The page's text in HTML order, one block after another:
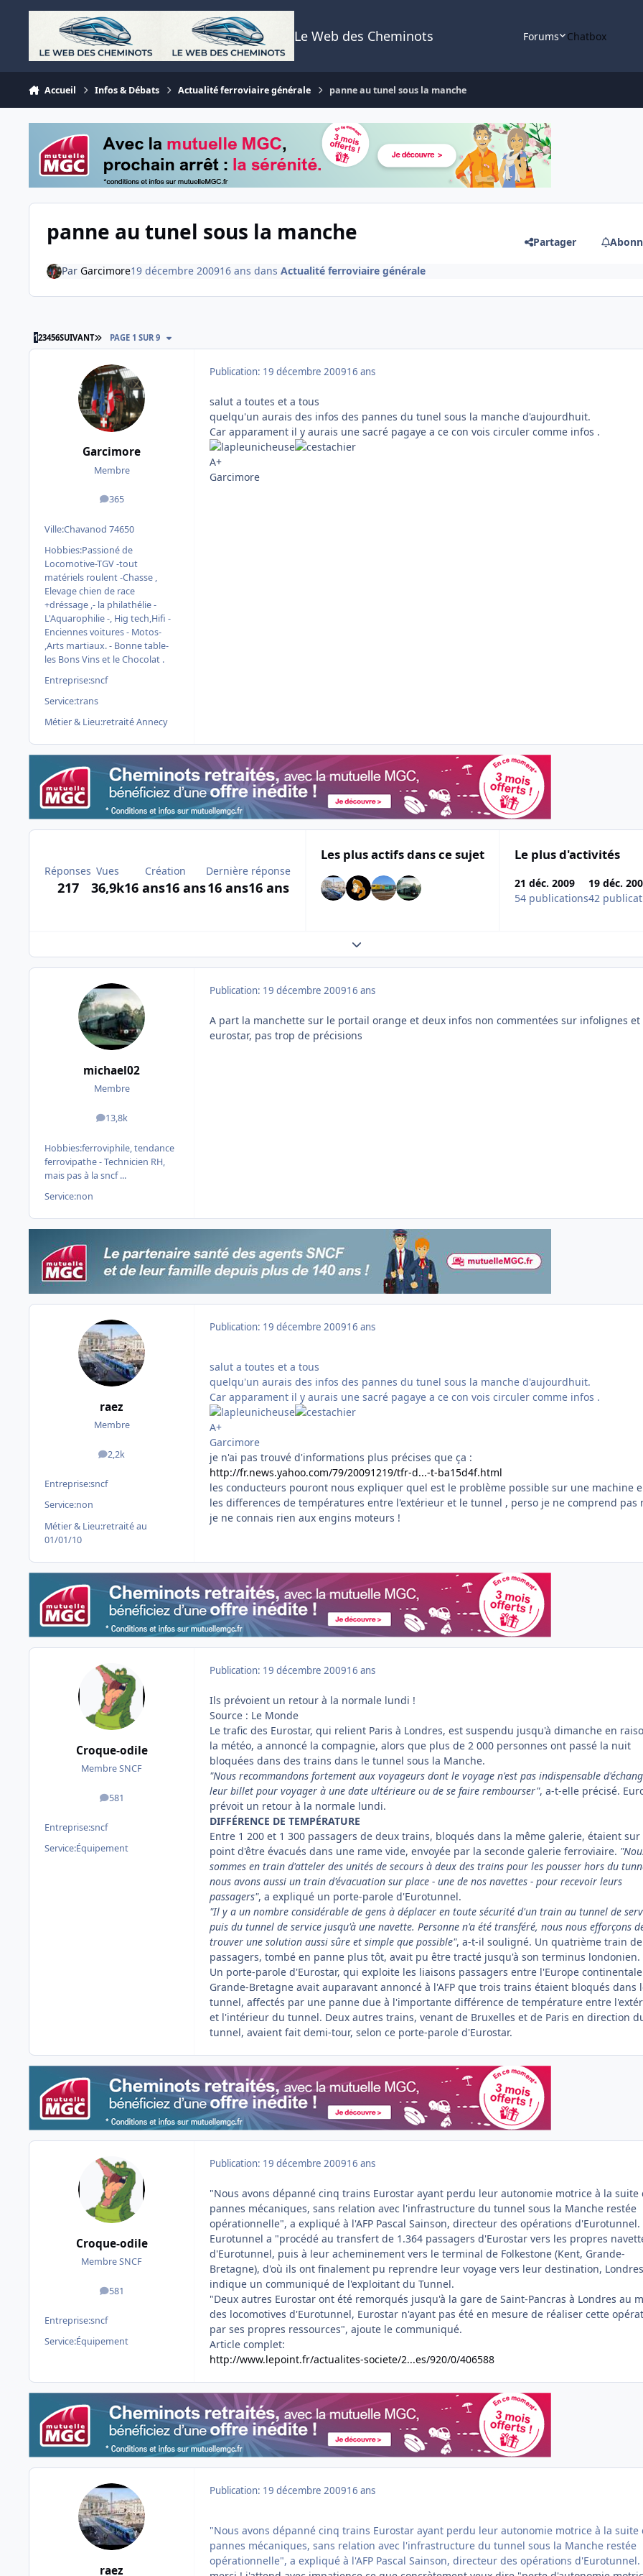
Aller au contenu
Le Web des Cheminots Forums Chatbox
Accueil Infos & Débats Actualité ferroviaire générale panne au tunel sous la manche
panne au tunel sous la manche Partager
Par Garcimore19 décembre 200916 ans dans Actualité ferroviaire générale
123456SUIVANT DERNIÈRE PAGE
PAGE 1 SUR 9
Garcimore
Membre
365
messages
Ville:Chavanod 74650
Hobbies:Passioné de
Locomotive-TGV -tout
matériels roulent -Chasse ,
Elevage chien de race
+dréssage ,- la philathélie -
L'Aquarophilie -, Hig tech,Hifi -
Enciennes voitures - Motos-
,Arts martiaux. - Bonne table-
les Bons Vins et le Chocolat .
Entreprise:sncf
Service:trans
Métier & Lieu:retraité Annecy
Publication: 19 décembre 200916 ans
salut a toutes et a tous
quelqu'un aurais des infos des pannes du tunel sous la manche d'aujourdhuit.
Car apparament il y aurais une sacré pagaye a ce con vois circuler comme infos .
A+
Garcimore
Réponses
217
Vues
36,9k
Création
16 ans16 ans
Dernière réponse
16 ans16 ans
Les plus actifs dans ce sujet Le plus d'activités
21 déc. 2009
54 publications
19 déc.
42
Expand topic overview
michael02
Membre
13,8k
messages
Hobbies:ferroviphile, tendance
ferrovipathe - Technicien RH,
mais pas à la sncf ...
Service:non
Publication: 19 décembre 200916 ans
A part la manchette sur le portail orange et deux infos non commentées sur infolignes et
eurostar, pas trop de précisions
raez
Membre
2,2k
messages
Entreprise:sncf
Service:non
Métier & Lieu:retraité au
01/01/10
Publication: 19 décembre 200916 ans
salut a toutes et a tous
quelqu'un aurais des infos des pannes du tunel sous la manche d'aujourdhuit.
Car apparament il y aurais une sacré pagaye a ce con vois circuler comme infos .
A+
Garcimore
je n'ai pas trouvé d'informations plus précises que ça :
http://fr.news.yahoo.com/79/20091219/tfr-d...-t-ba15d4f.html
les conducteurs pouront nous expliquer quel est le problème possible sur une machine
les differences de températures entre l'extérieur et le tunnel , perso je ne comprend pas
je ne connais rien aux engins moteurs !
Croque-odile
Membre SNCF
581
messages
Entreprise:sncf
Service:Équipement
Publication: 19 décembre 200916 ans
Ils prévoient un retour à la normale lundi !
Source : Le Monde
Le trafic des Eurostar, qui relient Paris à Londres, est suspendu jusqu'à dimanche en
la météo, a annoncé la compagnie, alors que plus de 2 000 personnes ont passé la nuit
bloquées dans des trains dans le tunnel sous la Manche.
"Nous recommandons fortement aux voyageurs dont le voyage n'est pas indispensable
leur billet pour voyager à une date ultérieure ou de se faire rembourser", a-t-elle précisé.
prévoit un retour à la normale lundi.
DIFFÉRENCE DE TEMPÉRATURE
Entre 1 200 et 1 300 passagers de deux trains, bloqués dans la même galerie, étaient sur
point d'être évacués dans une rame vide, envoyée par la seconde galerie ferroviaire.
sommes en train d'atteler des unités de secours à deux des trains pour les pousser hors du
nous avons aussi un train d'évacuation sur place - une de nos navettes - pour recevoir leurs
passagers", a expliqué un porte-parole d'Eurotunnel.
"Il y a un nombre considérable de gens à déplacer en toute sécurité d'un train au tunnel de
puis du tunnel de service jusqu'à une navette. Personne n'a été transféré, nous nous efforçons
trouver une solution aussi sûre et simple que possible", a-t-il souligné. Un quatrième train de
passagers, tombé en panne plus tôt, avait pu être tracté jusqu'à son terminus londonien.
Un porte-parole d'Eurostar, qui exploite les liaisons passagers entre l'Europe
Grande-Bretagne avait auparavant annoncé à l'AFP que trois trains étaient bloqués dans
tunnel, affectés par une panne due à l'importante différence de température entre
et l'intérieur du tunnel. Deux autres trains, venant de Bruxelles et de Paris en direction
tunnel, avaient fait demi-tour, selon ce porte-parole d'Eurostar.
Croque-odile
Membre SNCF
581
messages
Entreprise:sncf
Service:Équipement
Publication: 19 décembre 200916 ans
"Nous avons dépanné cinq trains Eurostar ayant perdu leur autonomie motrice à la suite
pannes mécaniques, sans relation avec l'infrastructure du tunnel sous la Manche restée
opérationnelle", a expliqué à l'AFP Pascal Sainson, directeur des opérations d'Eurotunnel.
Eurotunnel a "procédé au transfert de 1.364 passagers d'Eurostar vers les propres
d'Eurotunnel, puis à leur acheminement vers le terminal de Folkestone (Kent, Grande-
Bretagne), d'où ils ont finalement pu reprendre leur voyage vers leur destination,
indique un communiqué de l'exploitant du Tunnel.
"Deux autres Eurostar ont été remorqués jusqu'à la gare de Saint-Pancras à Londres au
des locomotives d'Eurotunnel, Eurostar n'ayant pas été en mesure de réaliser cette
par ses propres ressources", ajoute le communiqué.
Article complet:
http://www.lepoint.fr/actualites-societe/2...es/920/0/406588
raez
Publication: 19 décembre 200916 ans
"Nous avons dépanné cinq trains Eurostar ayant perdu leur autonomie motrice à la suite
pannes mécaniques, sans relation avec l'infrastructure du tunnel sous la Manche restée
opérationnelle", a expliqué à l'AFP Pascal Sainson, directeur des opérations d'Eurotunnel.